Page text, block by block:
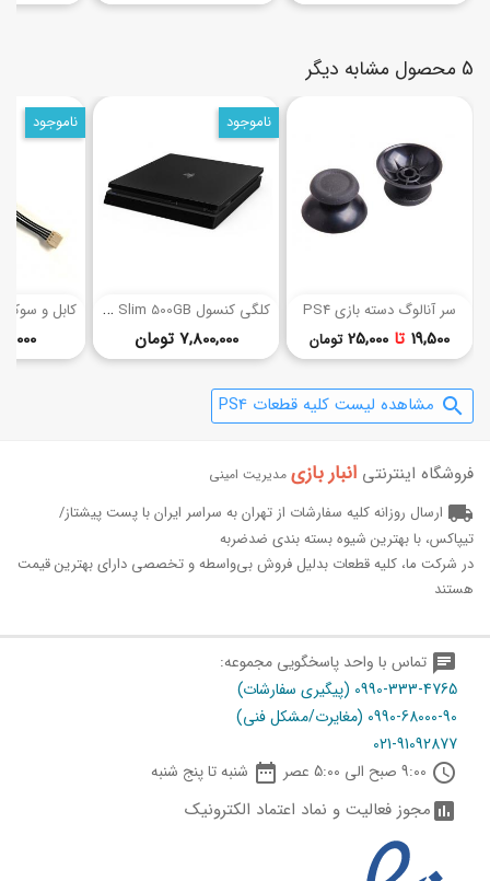
5 محصول مشابه دیگر
سر آنالوگ دسته بازی PS4
قیمت 19,500 تا 25,000 تومان
ک
لگی کنسول PS4 Slim 500GB رفرش (اروپا)
قیمت7,800,000 تومان
ناموجود
65,000
ناموجود
search مشاهده لیست کلیه قطعات PS4
فروشگاه اینترنتی انبار بازی‌ مدیریت امینی
local_shipping ارسال روزانه کلیه سفارشات از تهران به سراسر ایران با پست پیشتاز/
تیپاکس، با بهترین شیوه بسته بندی ضدضربه
در شرکت ما، کلیه قطعات بدلیل فروش بی‌واسطه و تخصصی دارای بهترین قیمت
هستند
chat تماس با واحد پاسخگویی مجموعه:
0990-333-4765 (پیگیری سفارشات)
0990-68000-90 (مغایرت/مشکل فنی)
021-91092877
schedule
 شنبه تا پنج شنبه
assessmentمجوز فعالیت و نماد اعتماد الکترونیک